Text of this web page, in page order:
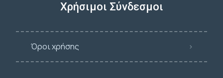
Χρήσιμοι Σύνδεσμοι
Όροι χρήσης